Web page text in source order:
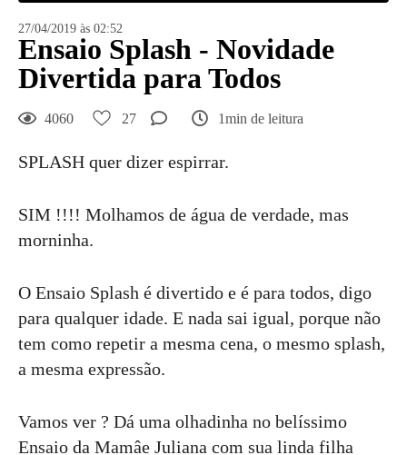
27/04/2019 às 02:52
Ensaio Splash - Novidade
Divertida para Todos
4060 27 1min de leitura
SPLASH quer dizer espirrar.
SIM !!!! Molhamos de água de verdade, mas
morninha.
O Ensaio Splash é divertido e é para todos, digo
para qualquer idade. E nada sai igual, porque não
tem como repetir a mesma cena, o mesmo splash,
a mesma expressão.
Vamos ver ? Dá uma olhadinha no belíssimo
Ensaio da Mamâe Juliana com sua linda filha